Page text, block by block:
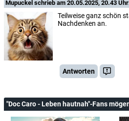
Mupuckel schrieb am 20.05.2025, 20.43
Teilweise ganz schön
Nachdenken an.
Antworten
"Doc Caro - Leben hautnah"-Fans